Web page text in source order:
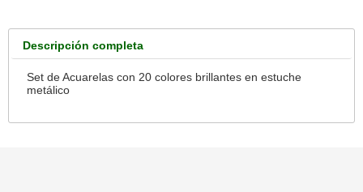
Descripción completa
Set de Acuarelas con 20 colores brillantes en estuche
metálico